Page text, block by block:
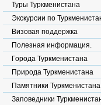
Туры Туркменистана
Экскурсии по
Визовая поддержка
Полезная информация.
Города Туркменистана
Природа Туркменистана
Памятники Туркменистана
Заповедники